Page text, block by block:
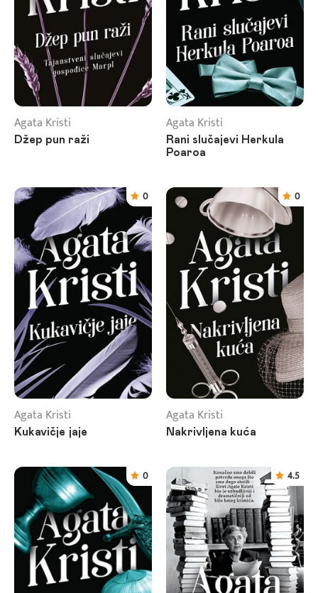
Agata Kristi
Džep pun raži
Agata Kristi
Rani slučajevi Herkula
Poaroa
0
Agata Kristi
Kukavičje jaje
0
Agata Kristi
Nakrivljena kuća
0 4.5